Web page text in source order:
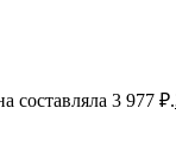
составляла 3 977 ₽.